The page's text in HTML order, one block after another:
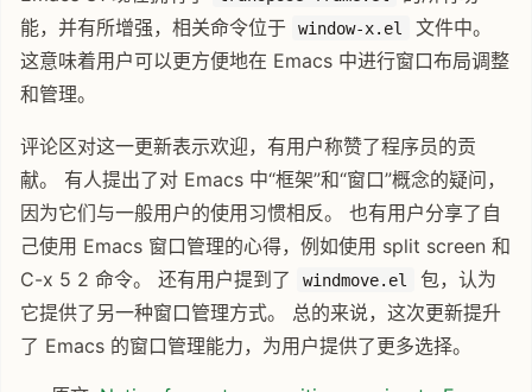
能，并有所增强，相关命令位于
window-x.el
文件中。
这意味着用户可以更方便地在 Emacs 中进行窗口布局调整
和管理。
评论区对这一更新表示欢迎，有用户称赞了程序员的贡
献。 有人提出了对 Emacs 中“框架”和“窗口”概念的疑问，
因为它们与一般用户的使用习惯相反。 也有用户分享了自
己使用 Emacs 窗口管理的心得，例如使用 split screen 和
C-x 5 2 命令。 还有用户提到了
windmove.el
包，认为
它提供了另一种窗口管理方式。 总的来说，这次更新提升
了 Emacs 的窗口管理能力，为用户提供了更多选择。